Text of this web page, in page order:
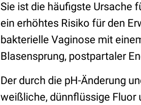
Sie ist die häufigste Ursache
ein erhöhtes Risiko für den
bakterielle Vaginose mit
Blasensprung, postpartaler
Der durch die pH-Änderung
weißliche, dünnflüssige Fluor